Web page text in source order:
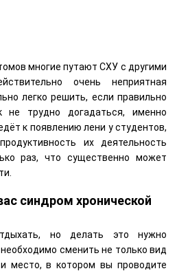
многие путают СХУ с другими
очень неприятная
легко решить, если правильно
не трудно догадаться, именно
к появлению лени у студентов,
их деятельность
раз, что существенно может
синдром хронической
но делать это нужно
сменить не только вид
место, в котором вы проводите